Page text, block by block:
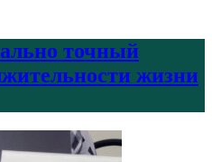
точный
жизни